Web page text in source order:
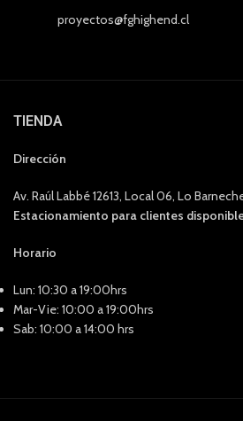
proyectos@fghighend.cl
TIENDA
Dirección
Av. Raúl Labbé 12613, Local 06, Lo
Estacionamiento para clientes
Horario
Lun: 10:30 a 19:00hrs
Mar-Vie: 10:00 a 19:00hrs
Sab: 10:00 a 14:00 hrs